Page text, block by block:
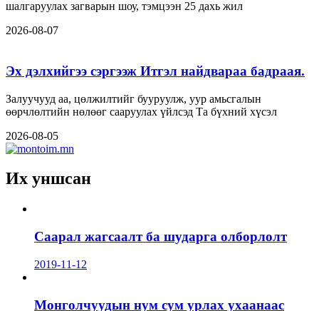
шалгаруулах загварын шоу, тэмцээн 25 дахь жил
2026-08-07
Эх дэлхийгээ сэргээж Итгэл найдвараа бадраая.
Залуучууд аа, цөлжилтийг бууруулж, уур амьсгалын
өөрчлөлтийн нөлөөг сааруулах үйлсэд Та бүхний хүсэл
2026-08-05
Их уншсан
Саарал жагсаалт ба шударга олборлолт
2019-11-12
Монголчуудын нум сум урлах ухаанаас